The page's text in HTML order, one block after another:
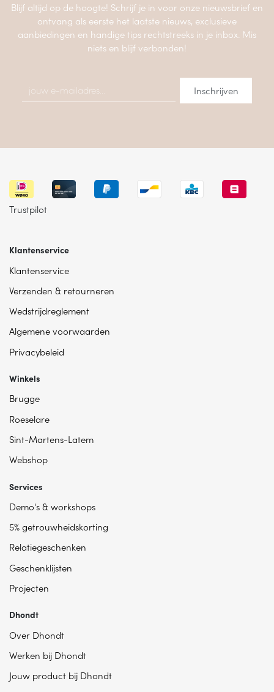
Blijf altijd op de hoogte! Schrijf je in voor onze nieuwsbrief en
ontvang als eerste het laatste nieuws, exclusieve
aanbiedingen en handige tips rechtstreeks in je inbox. Mis
niets en blijf verbonden!
Trustpilot
Klantenservice
Klantenservice
Verzenden & retourneren
Wedstrijdreglement
Algemene voorwaarden
Privacybeleid
Winkels
Brugge
Roeselare
Sint-Martens-Latem
Webshop
Services
Demo's & workshops
5% getrouwheidskorting
Relatiegeschenken
Geschenklijsten
Projecten
Dhondt
Over Dhondt
Werken bij Dhondt
Jouw product bij Dhondt